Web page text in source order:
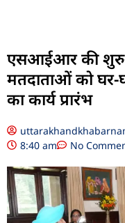
एसआईआर की
मतदाताओं को घर-
का कार्य प्रारंभ
8:40 am
No